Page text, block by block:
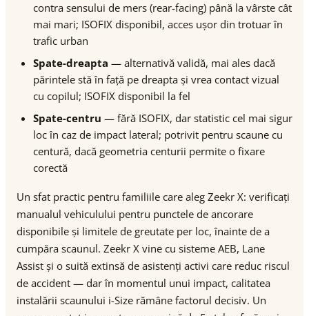
contra sensului de mers (rear-facing) până la vârste cât
mai mari; ISOFIX disponibil, acces ușor din trotuar în
trafic urban
Spate-dreapta — alternativă validă, mai ales dacă
părintele stă în față pe dreapta și vrea contact vizual
cu copilul; ISOFIX disponibil la fel
Spate-centru — fără ISOFIX, dar statistic cel mai sigur
loc în caz de impact lateral; potrivit pentru scaune cu
centură, dacă geometria centurii permite o fixare
corectă
Un sfat practic pentru familiile care aleg Zeekr X: verificați
manualul vehiculului pentru punctele de ancorare
disponibile și limitele de greutate per loc, înainte de a
cumpăra scaunul. Zeekr X vine cu sisteme AEB, Lane
Assist și o suită extinsă de asistenți activi care reduc riscul
de accident — dar în momentul unui impact, calitatea
instalării scaunului i-Size rămâne factorul decisiv. Un